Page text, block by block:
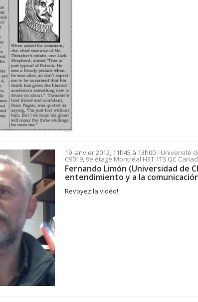
19 janvier 2012, 11h45 à 13h00- Université
C9019, 9e étage Montréal H3T 1T3 QC
Fernando Limón (Universidad de
entendimiento y a la
Revoyez la vidéo!